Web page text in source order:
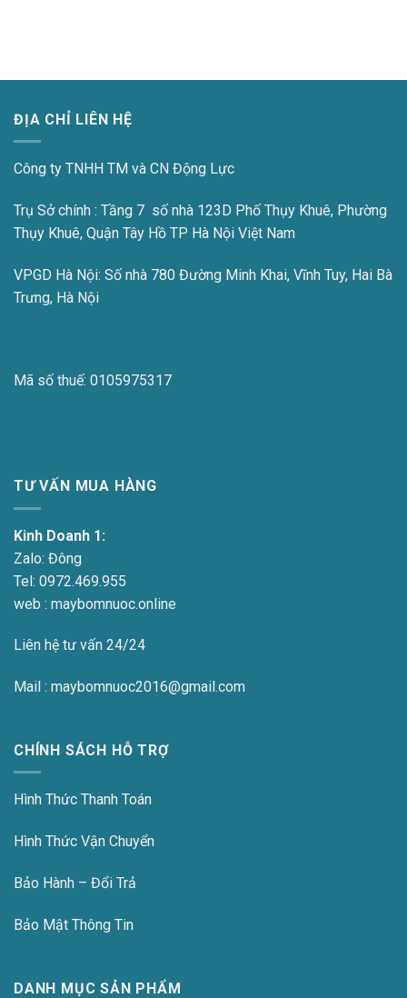
ĐỊA CHỈ LIÊN HỆ
Công ty TNHH TM và CN Động Lực
Trụ Sở chính : Tầng 7 số nhà 123D Phố Thụy Khuê, Phường
Thụy Khuê, Quận Tây Hồ TP Hà Nội Việt Nam
VPGD Hà Nội: Số nhà 780 Đường Minh Khai, Vĩnh Tuy, Hai Bà
Trưng, Hà Nội
Mã số thuế: 0105975317
TƯ VẤN MUA HÀNG
Kinh Doanh 1:
Zalo: Đông
Tel: 0972.469.955
web : maybomnuoc.online
Liên hệ tư vấn 24/24
Mail : maybomnuoc2016@gmail.com
CHÍNH SÁCH HỖ TRỢ
Hình Thức Thanh Toán
Hình Thức Vận Chuyển
Bảo Hành – Đổi Trả
Bảo Mật Thông Tin
DANH MỤC SẢN PHẨM